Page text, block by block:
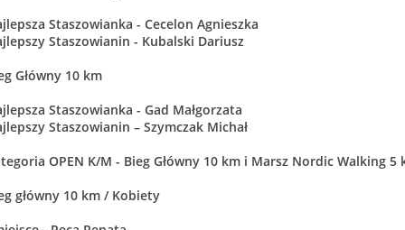
Staszowianka - Cecelon Agnieszka
Staszowianin - Kubalski Dariusz
Główny 10 km
Staszowianka - Gad Małgorzata
Staszowianin – Szymczak Michał
OPEN K/M - Bieg Główny 10 km i Marsz Nordic Walking 5
główny 10 km / Kobiety